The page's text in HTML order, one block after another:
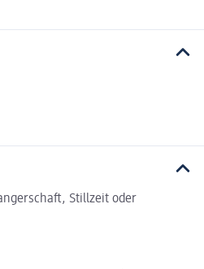
Stillzeit oder